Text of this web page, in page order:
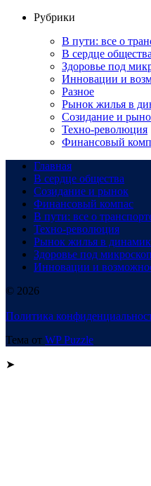
Рубрики
В пути: все о
В сердце общества
Здоровье под
Инновации и
Разное
Рынок жилья в
Созидание и
Техно-революция
Финансовый
Главная
В сердце общества
Созидание и рынок
Финансовый компас
В пути: все о
Техно-революция
Рынок жилья в
Здоровье под
Инновации и
© 2026
Политика
Тема от WP Puzzle
➤